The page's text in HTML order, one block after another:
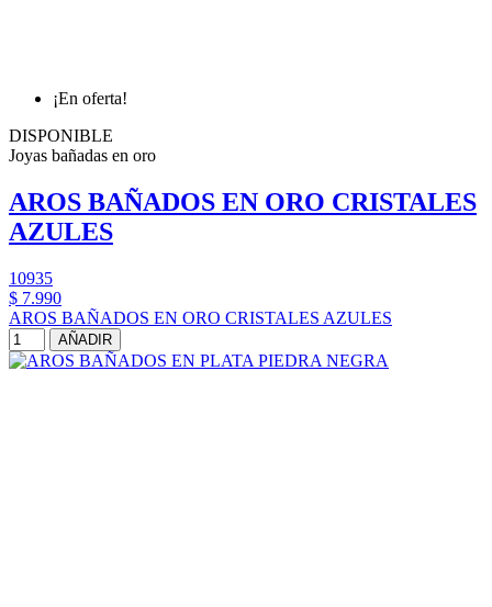
¡En oferta!
DISPONIBLE
Joyas bañadas en oro
AROS BAÑADOS EN ORO CRISTALES
AZULES
10935
$ 7.990
AROS BAÑADOS EN ORO CRISTALES AZULES
AÑADIR